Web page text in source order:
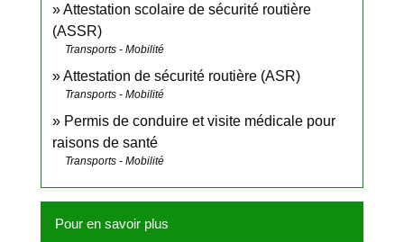
Attestation scolaire de sécurité routière
(ASSR)
Transports - Mobilité
Attestation de sécurité routière (ASR)
Transports - Mobilité
Permis de conduire et visite médicale pour
raisons de santé
Transports - Mobilité
Pour en savoir plus